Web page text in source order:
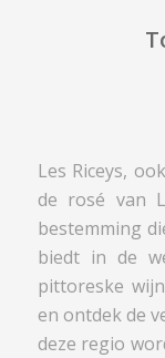
Les Riceys,
de rosé van
bestemming
biedt in de
pittoreske
en ontdek de
deze regio